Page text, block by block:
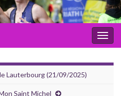
Lauterbourg (21/09/2025)
Saint Michel